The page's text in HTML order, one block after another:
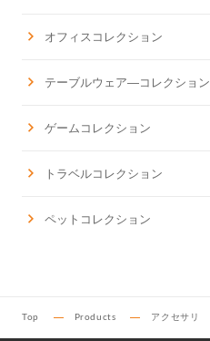
オフィスコレクション
テーブルウェア―コレクション
ゲームコレクション
トラベルコレクション
ペットコレクション
Top Products アクセサリ